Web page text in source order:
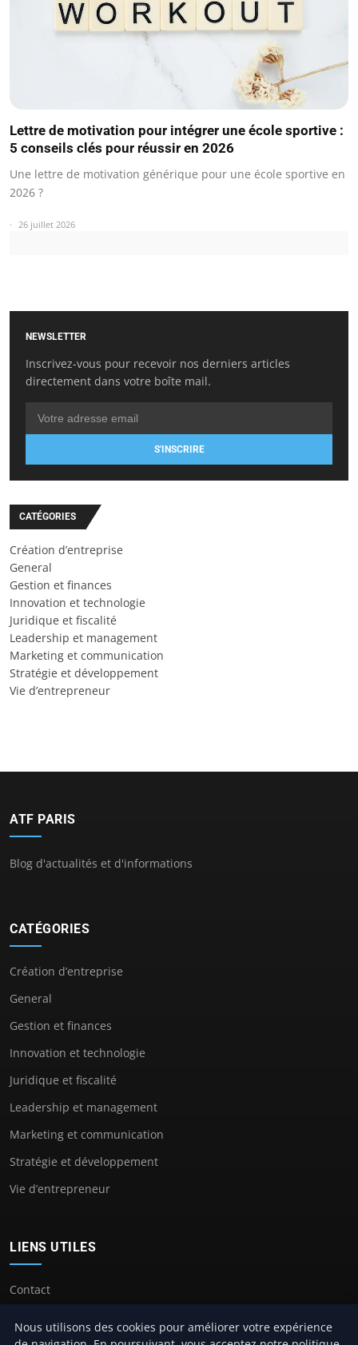
Lettre de motivation pour intégrer une école sportive :
5 conseils clés pour réussir en 2026
Une lettre de motivation générique pour une école sportive en
2026 ?
26 juillet 2026
NEWSLETTER
Inscrivez-vous pour recevoir nos derniers articles
directement dans votre boîte mail.
S'INSCRIRE
CATÉGORIES
Création d’entreprise
General
Gestion et finances
Innovation et technologie
Juridique et fiscalité
Leadership et management
Marketing et communication
Stratégie et développement
Vie d’entrepreneur
ATF PARIS
Blog d'actualités et d'informations
CATÉGORIES
Création d’entreprise
General
Gestion et finances
Innovation et technologie
Juridique et fiscalité
Leadership et management
Marketing et communication
Stratégie et développement
Vie d’entrepreneur
LIENS UTILES
Contact
Nous utilisons des cookies pour améliorer votre expérience